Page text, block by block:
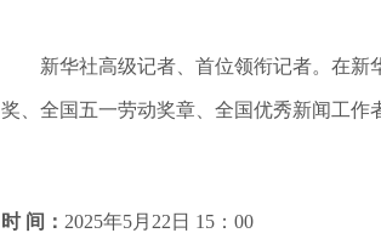
新华社高级记者、首位领衔记者。在新华
奖、全国五一劳动奖章、全国优秀新闻工作
时 间： 2025年5月22日 15：00